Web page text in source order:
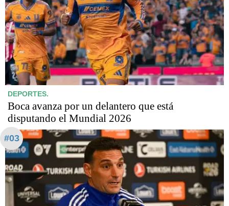
DEPORTES.
Boca avanza por un delantero que está
disputando el Mundial 2026
#03